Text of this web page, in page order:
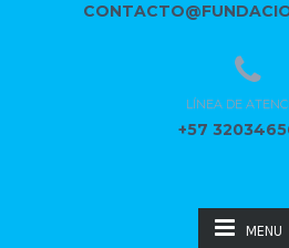
LÍNEA DE
+57
MENU